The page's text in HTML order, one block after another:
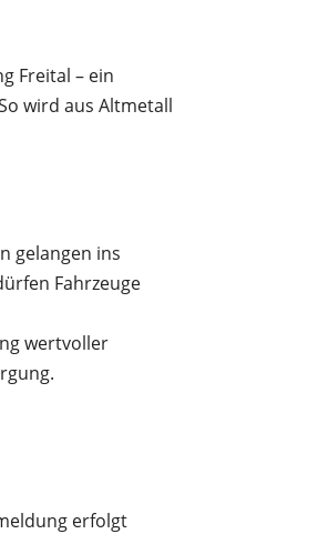
Freital – ein
wird aus Altmetall
gelangen ins
Fahrzeuge
wertvoller
erfolgt